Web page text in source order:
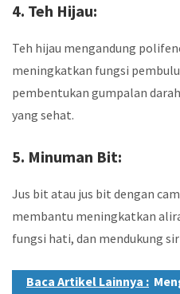
4. Teh Hijau:
Teh hijau mengandung
meningkatkan fungsi
pembentukan gumpalan
yang sehat.
5. Minuman Bit:
Jus bit atau jus bit dengan
membantu meningkatkan
fungsi hati, dan mendukung
Baca Artikel Lainnya :